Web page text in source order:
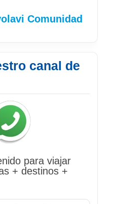
Comunidad
canal de
para viajar
+ destinos +